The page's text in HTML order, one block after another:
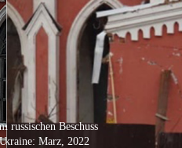
russischen Beschuss
Marz, 2022
Juni, 2020